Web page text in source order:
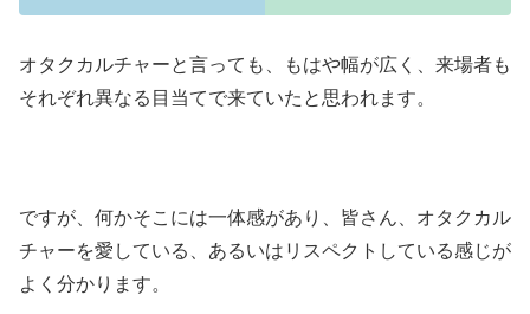
オタクカルチャーと言っても、もはや幅が広く、来場者も
それぞれ異なる目当てで来ていたと思われます。
ですが、何かそこには一体感があり、皆さん、オタクカル
チャーを愛している、あるいはリスペクトしている感じが
よく分かります。